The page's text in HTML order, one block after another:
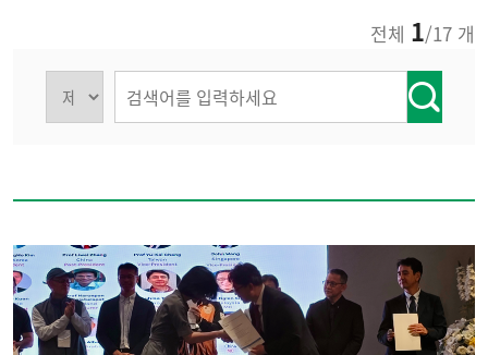
전체 1/17 개